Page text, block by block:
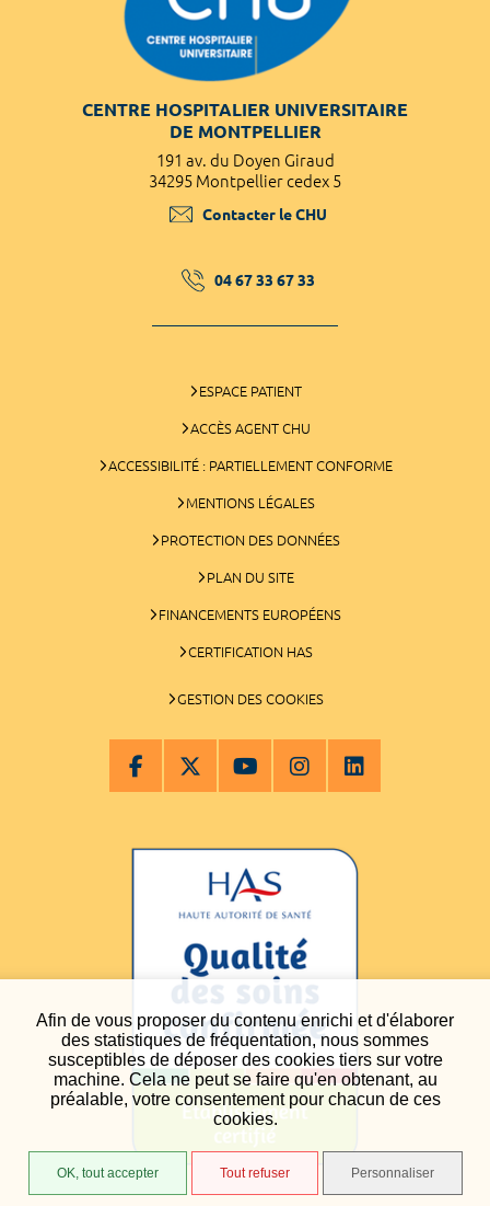
Afin de vous proposer du contenu enrichi et d'élaborer
des statistiques de fréquentation, nous sommes
susceptibles de déposer des cookies tiers sur votre
machine. Cela ne peut se faire qu'en obtenant, au
préalable, votre consentement pour chacun de ces
cookies.
OK, tout accepter Tout refuser Personnaliser
CENTRE HOSPITALIER UNIVERSITAIRE
DE MONTPELLIER
191 av. du Doyen Giraud
34295 Montpellier cedex 5
Contacter le CHU
04 67 33 67 33
ESPACE PATIENT
ACCÈS AGENT CHU
ACCESSIBILITÉ : PARTIELLEMENT CONFORME
MENTIONS LÉGALES
PROTECTION DES DONNÉES
PLAN DU SITE
FINANCEMENTS EUROPÉENS
CERTIFICATION HAS
GESTION DES COOKIES